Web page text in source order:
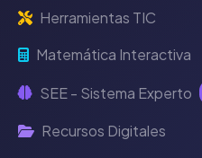
Herramientas TIC
Matemática Interactiva
SEE - Sistema Experto
Recursos Digitales